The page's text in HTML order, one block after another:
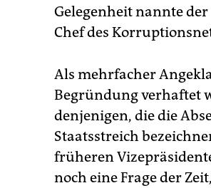
Gelegenheit nannte
Chef des
Als mehrfacher
Begründung verhaftet
denjenigen, die die
Staatsstreich
früheren
noch eine Frage der